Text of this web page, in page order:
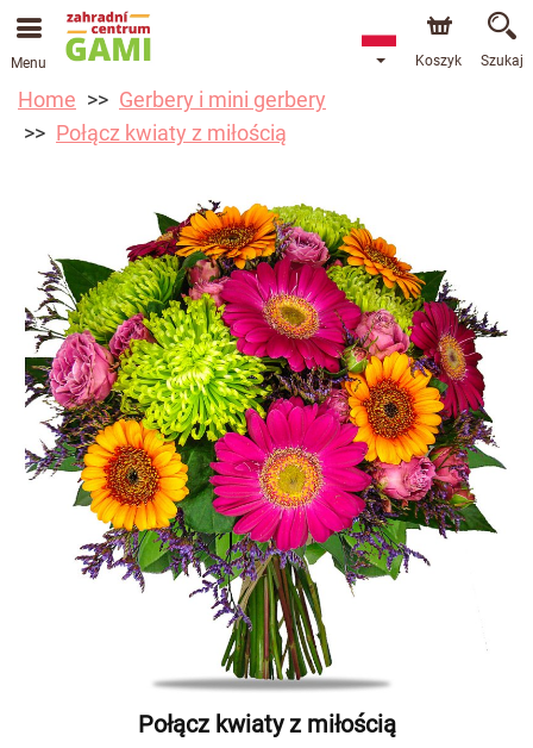
Menu Koszyk Szukaj
Home
Gerbery i mini gerbery
Połącz kwiaty z miłością
Połącz kwiaty z miłością